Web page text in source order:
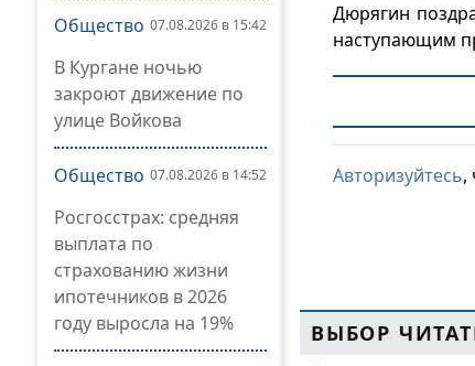
Общество 07.08.2026 в 15:42
В Кургане ночью
закроют движение по
улице Войкова
Общество 07.08.2026 в 14:52
Росгосстрах: средняя
выплата по
страхованию жизни
ипотечников в 2026
году выросла на 19%
Дюрягин
наступающим
Авторизуйтесь,
ВЫБОР